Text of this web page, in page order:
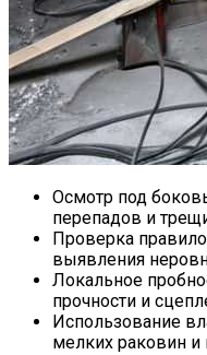
Осмотр под
перепадов и
Проверка
выявления
Локальное
прочности и
Использование
мелких раковин и